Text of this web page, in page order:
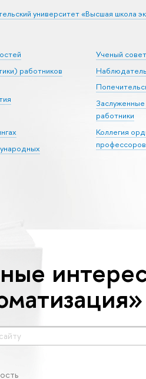
университет «Высшая школа
работников
Ученый совет
работники
Коллегия
профессоров